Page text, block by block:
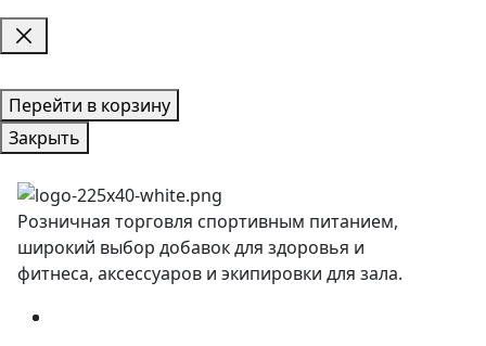
Перейти в корзину
Закрыть
Розничная торговля спортивным питанием,
широкий выбор добавок для здоровья и
фитнеса, аксессуаров и экипировки для зала.